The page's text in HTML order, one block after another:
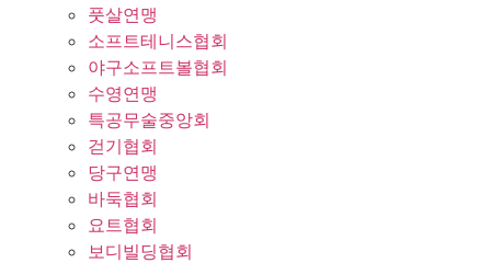
풋살연맹
소프트테니스협회
야구소프트볼협회
수영연맹
특공무술중앙회
걷기협회
당구연맹
바둑협회
요트협회
보디빌딩협회